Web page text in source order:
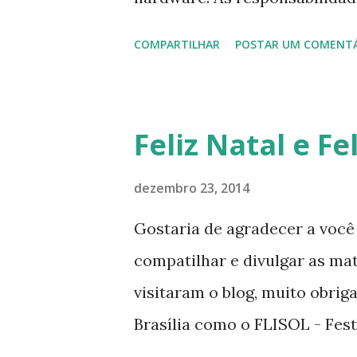
dispositivos de entrada/
controlar para realizar sua
disponíveis para os
de comunicação entre
instalar o Kernel 3.17.7 no
Trusy Tahr, Linux Mint 17,1
COMPARTILHAR POSTAR UM
Feliz Natal e
dezembro 23, 2014
Gostaria de agradecer a
compatilhar e divulgar as
visitaram o blog, muito
Brasília como o FLISOL -